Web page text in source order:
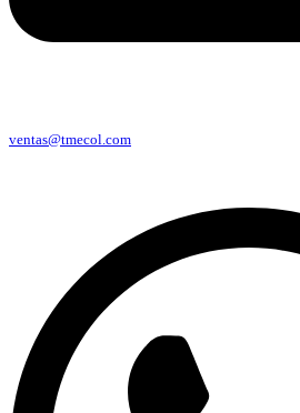
ventas@tmecol.com